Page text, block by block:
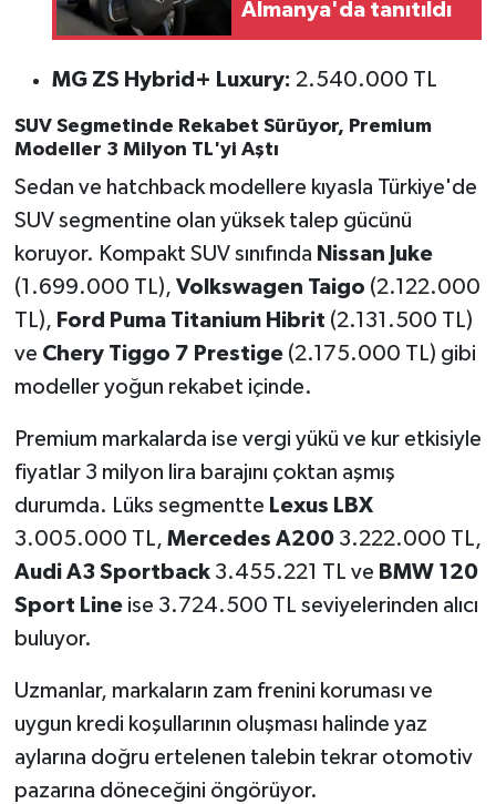
Almanya'da tanıtıldı
MG ZS Hybrid+ Luxury: 2.540.000 TL
SUV Segmetinde Rekabet Sürüyor, Premium
Modeller 3 Milyon TL'yi Aştı
Sedan ve hatchback modellere kıyasla Türkiye'de
SUV segmentine olan yüksek talep gücünü
koruyor. Kompakt SUV sınıfında Nissan Juke
(1.699.000 TL), Volkswagen Taigo (2.122.000
TL), Ford Puma Titanium Hibrit (2.131.500 TL)
ve Chery Tiggo 7 Prestige(2.175.000 TL) gibi
modeller yoğun rekabet içinde.
Premium markalarda ise vergi yükü ve kur etkisiyle
fiyatlar 3 milyon lira barajını çoktan aşmış
durumda. Lüks segmentte Lexus LBX
3.005.000 TL, Mercedes A2003.222.000 TL,
Audi A3 Sportback3.455.221 TL ve BMW 120
Sport Lineise 3.724.500 TL seviyelerinden alıcı
buluyor.
Uzmanlar, markaların zam frenini koruması ve
uygun kredi koşullarının oluşması halinde yaz
aylarına doğru ertelenen talebin tekrar otomotiv
pazarına döneceğini öngörüyor.